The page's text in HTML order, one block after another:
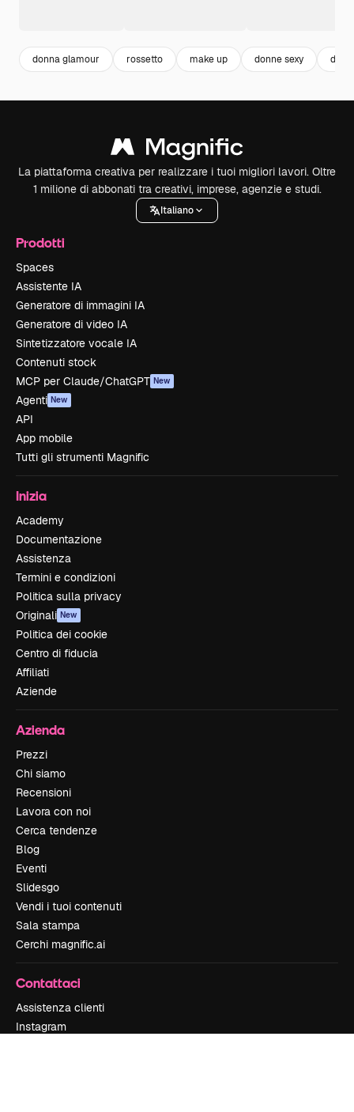
donna glamour rossetto make up donne sexy
La piattaforma creativa per realizzare i tuoi migliori lavori. Oltre
1 milione di abbonati tra creativi, imprese, agenzie e studi.
Italiano
Prodotti
Spaces
Assistente IA
Generatore di immagini IA
Generatore di video IA
Sintetizzatore vocale IA
Contenuti stock
MCP per Claude/ChatGPT New
Agenti New
API
App mobile
Tutti gli strumenti Magnific
Inizia
Academy
Documentazione
Assistenza
Termini e condizioni
Politica sulla privacy
Originali New
Politica dei cookie
Centro di fiducia
Affiliati
Aziende
Azienda
Prezzi
Chi siamo
Recensioni
Lavora con noi
Cerca tendenze
Blog
Eventi
Slidesgo
Vendi i tuoi contenuti
Sala stampa
Cerchi magnific.ai
Contattaci
Assistenza clienti
Instagram